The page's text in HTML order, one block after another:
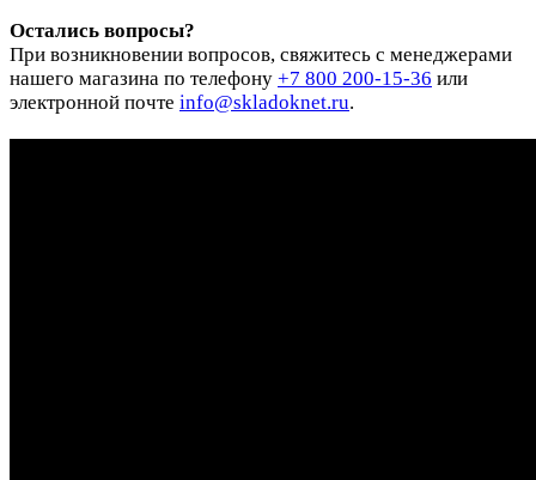
Остались вопросы?
При возникновении вопросов, свяжитесь с менеджерами
нашего магазина по телефону +7 800 200-15-36 или
электронной почте info@skladoknet.ru.